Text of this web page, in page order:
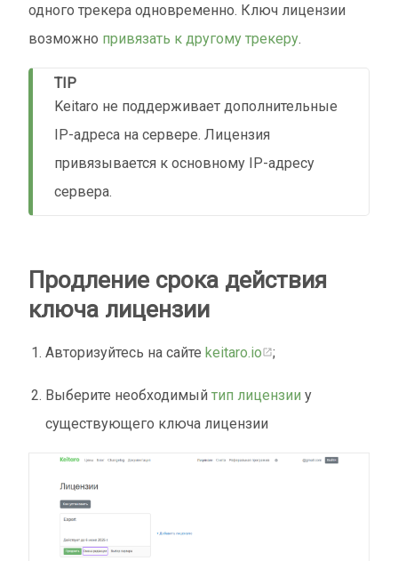
одного трекера одновременно. Ключ лицензии
возможно привязать к другому трекеру.
TIP
Keitaro не поддерживает дополнительные
IP-адреса на сервере. Лицензия
привязывается к основному IP-адресу
сервера.
Продление срока действия
ключа лицензии
Авторизуйтесь на сайтеkeitaro.io ;
Выберите необходимыйтип лицензии у
существующего ключа лицензии